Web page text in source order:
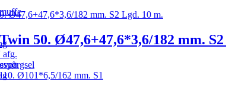
afg.
50. Ø47,6+47,6*3,6/182 mm.